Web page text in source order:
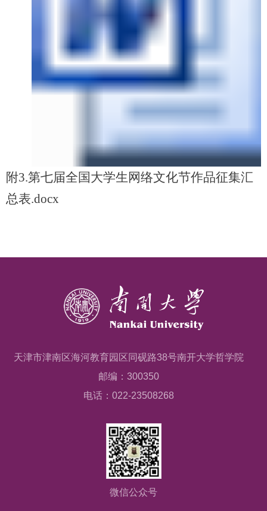
附3.第七届全国大学生网络文化节作品征集汇
总表.docx
天津市津南区海河教育园区同砚路38号南开大学哲学院
邮编：300350
电话：022-23508268
微信公众号